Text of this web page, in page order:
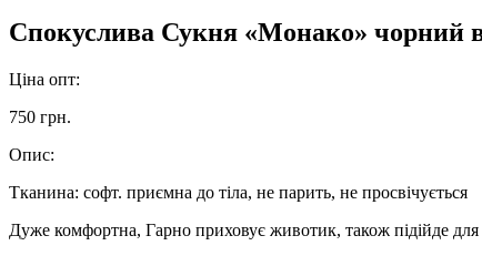
Спокуслива Сукня «Монако» чорний
Ціна опт:
750 грн.
Опис:
Тканина: софт. приємна до тіла, не парить, не просвічується
Дуже комфортна, Гарно приховує животик, також підійде для